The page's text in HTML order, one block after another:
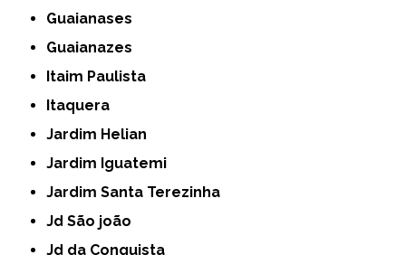
Guaianases
Guaianazes
Itaim Paulista
Itaquera
Jardim Helian
Jardim Iguatemi
Jardim Santa Terezinha
Jd São joão
Jd da Conquista